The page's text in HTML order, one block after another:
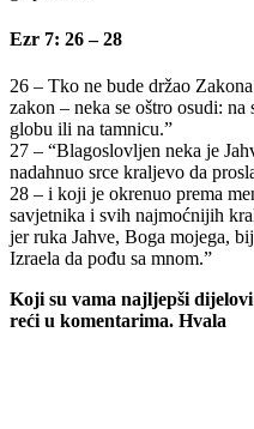
Ezr 7: 26 – 28
26 – Tko ne bude držao
zakon – neka se oštro osudi:
globu ili na tamnicu.”
27 – “Blagoslovljen neka je
nadahnuo srce kraljevo da
28 – i koji je okrenuo prema
savjetnika i svih najmoćnijih
jer ruka Jahve, Boga mojega,
Izraela da pođu sa mnom.”
Koji su vama najljepši
reći u komentarima. Hvala